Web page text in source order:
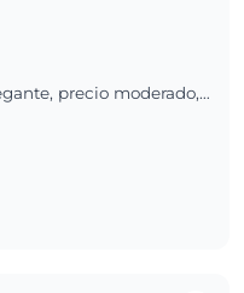
Mamapara de ducha bonita y elegante, precio moderado, espero que sea de buena calidad y el tratamiento anti cal dure mucho.